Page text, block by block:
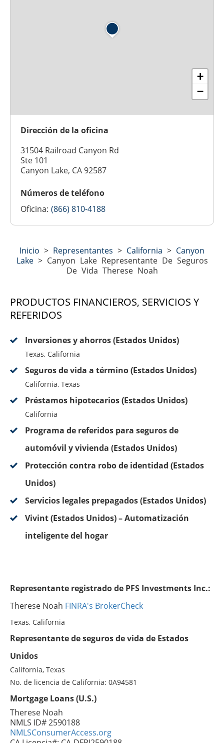
+
−
Dirección de la oficina
31504 Railroad Canyon Rd
Ste 101
Canyon Lake, CA 92587
Números de teléfono
Oficina: (866) 810-4188
Inicio > Representantes > California > Canyon
Lake> Canyon Lake Representante De Seguros
De Vida Therese Noah
PRODUCTOS FINANCIEROS, SERVICIOS Y
REFERIDOS
Inversiones y ahorros (Estados Unidos)
Texas, California
Seguros de vida a término (Estados Unidos)
California, Texas
Préstamos hipotecarios (Estados Unidos)
California
Programa de referidos para seguros de
automóvil y vivienda (Estados Unidos)
Protección contra robo de identidad (Estados
Unidos)
Servicios legales prepagados (Estados Unidos)
Vivint (Estados Unidos) – Automatización
inteligente del hogar
Representante registrado de PFS Investments Inc.:
Therese Noah FINRA's BrokerCheck
Texas, California
Representante de seguros de vida de Estados
Unidos
California, Texas
No. de licencia de California: 0A94581
Mortgage Loans (U.S.)
Therese Noah
NMLS ID# 2590188
NMLSConsumerAccess.org